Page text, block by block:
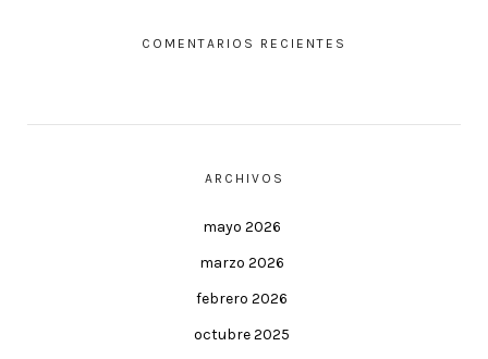
COMENTARIOS RECIENTES
ARCHIVOS
mayo 2026
marzo 2026
febrero 2026
octubre 2025